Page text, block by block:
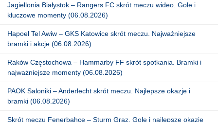
Jagiellonia Białystok – Rangers FC skrót meczu wideo. Gole i
kluczowe momenty (06.08.2026)
Hapoel Tel Awiw – GKS Katowice skrót meczu. Najważniejsze
bramki i akcje (06.08.2026)
Raków Częstochowa – Hammarby FF skrót spotkania. Bramki i
najważniejsze momenty (06.08.2026)
PAOK Saloniki – Anderlecht skrót meczu. Najlepsze okazje i
bramki (06.08.2026)
Skrót meczu Fenerbahce – Sturm Graz. Gole i najlepsze okazje